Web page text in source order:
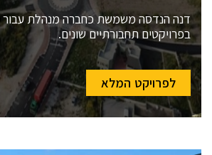
דנה הנדסה משמשת כחברה מנהלת
בפרויקטים תחבורתיים שונים.
לפרויקט המלא